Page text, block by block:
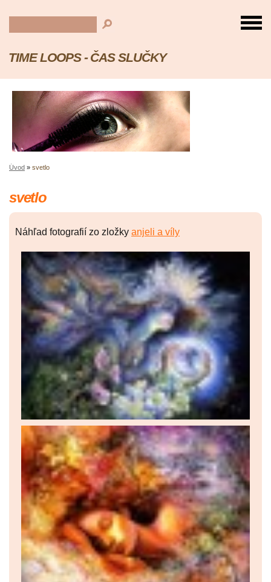
TIME LOOPS - ČAS SLUČKY
Úvod » svetlo
svetlo
Náhľad fotografií zo zložky anjeli a víly